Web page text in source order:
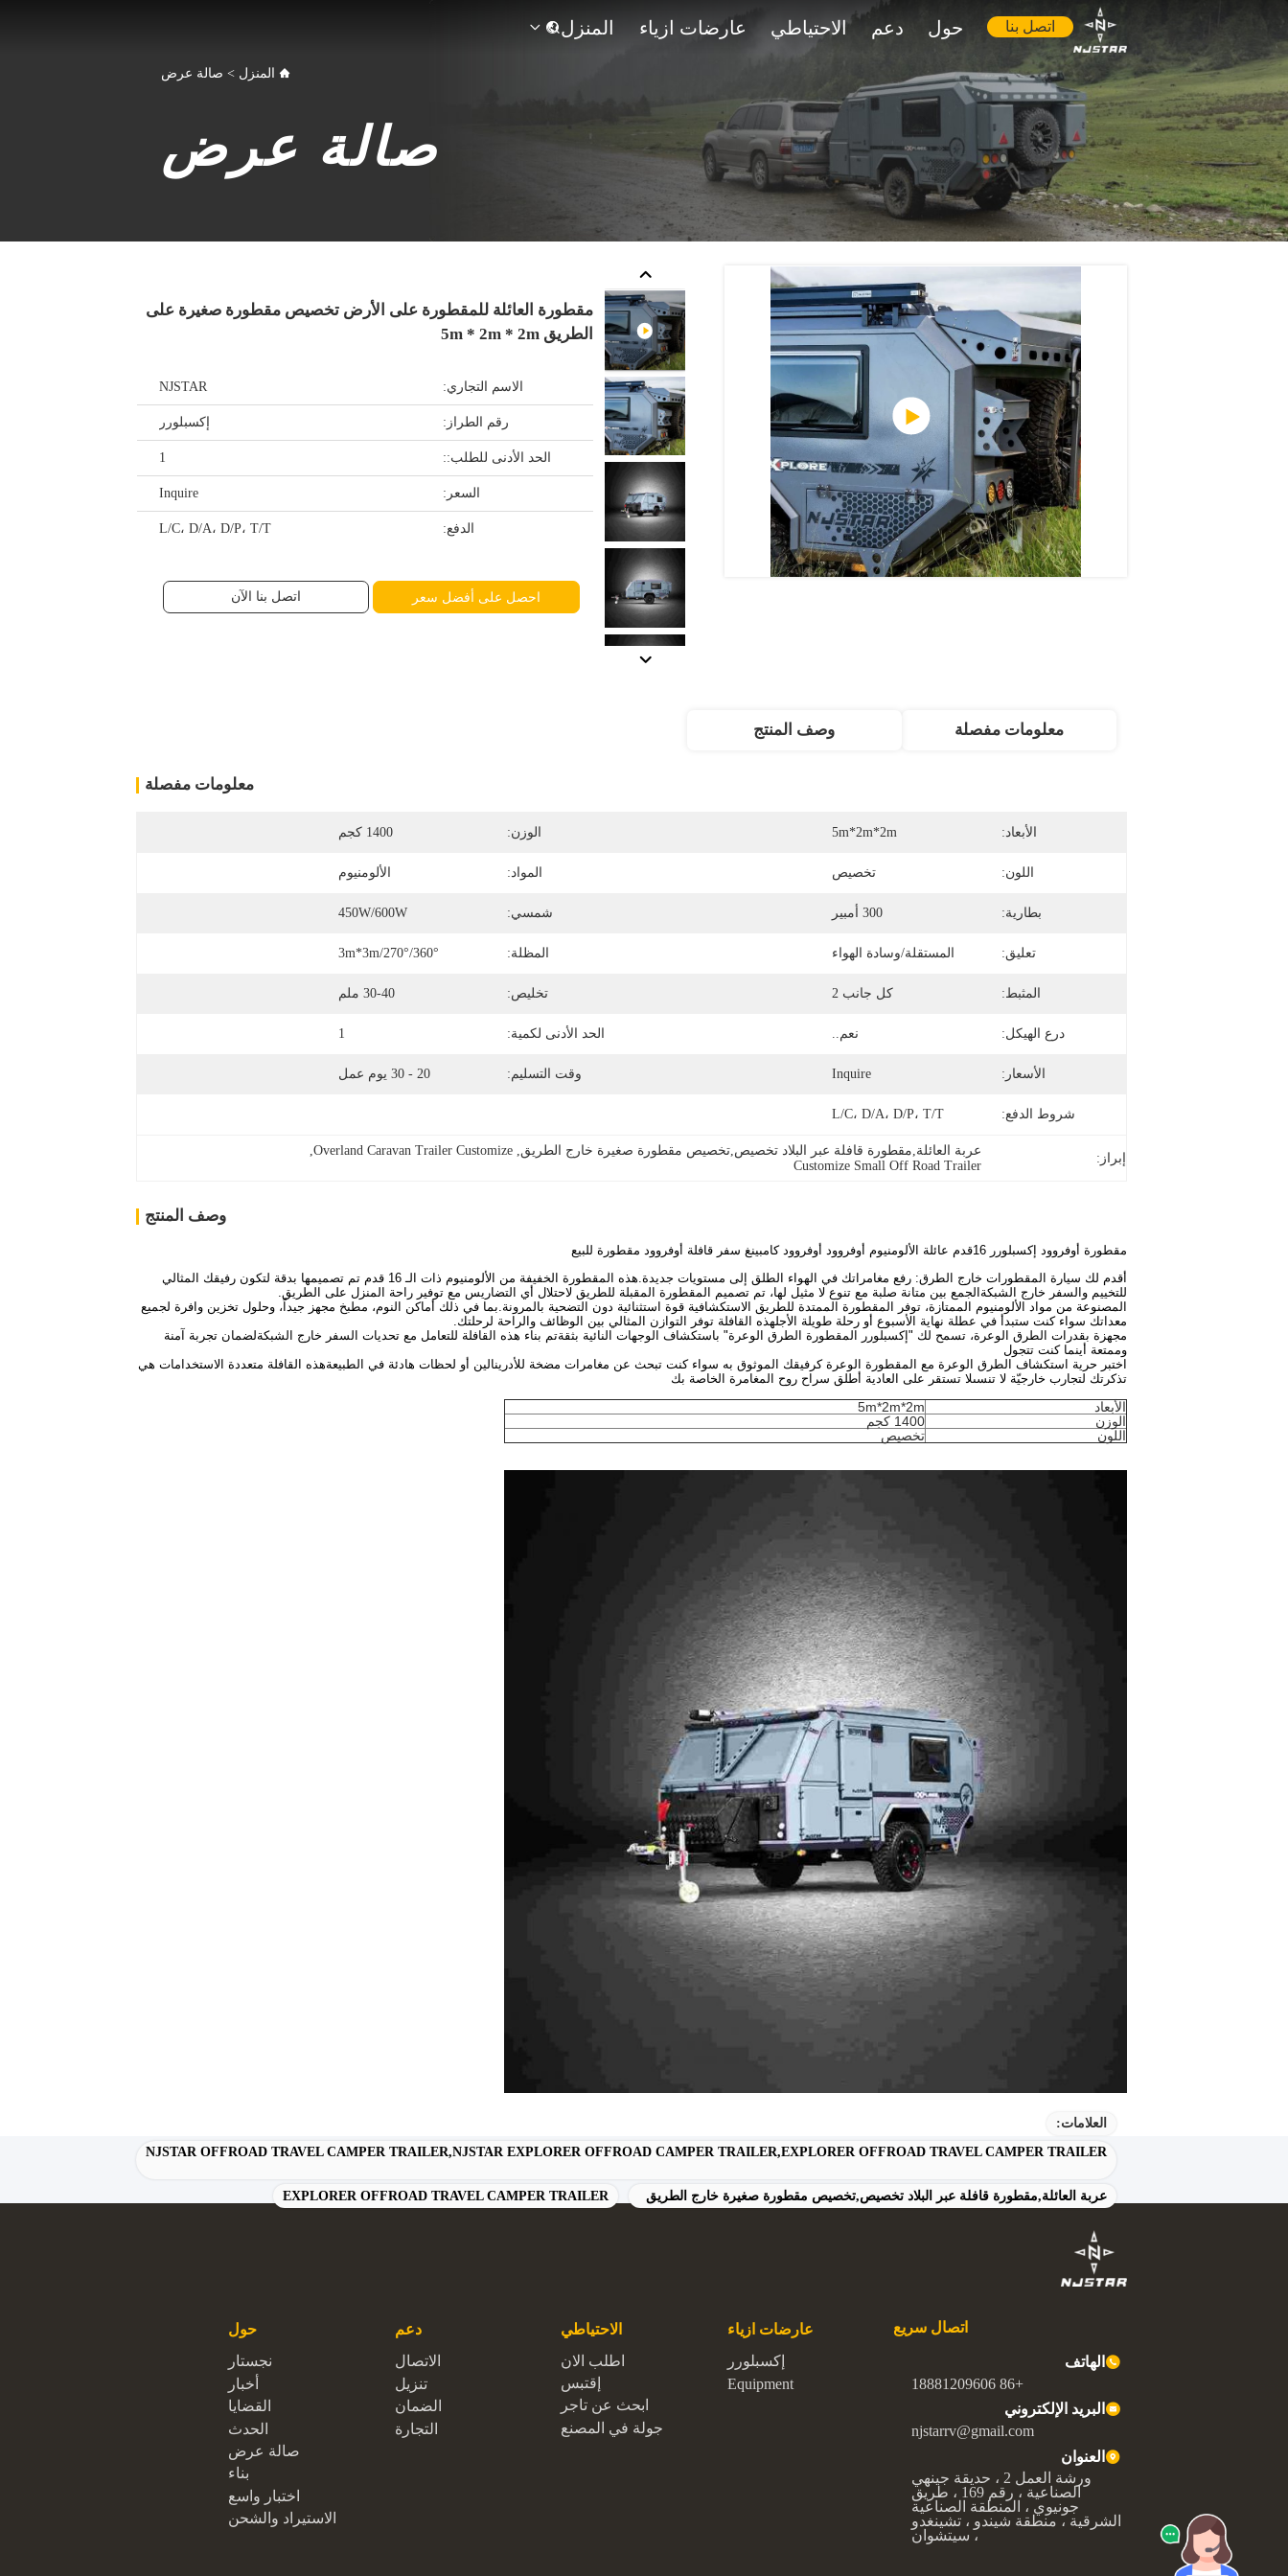
المنزل عارضات ازياء الاحتياطي دعم حول اتصل بنا 
المنزل > صالة عرض
صالة عرض
مقطورة العائلة للمقطورة على الأرض تخصيص مقطورة صغيرة على
الطريق 5m * 2m * 2m
الاسم التجاري: NJSTAR
رقم الطراز: إكسبلورر
الحد الأدنى للطلب:: 1
السعر: Inquire
الدفع: L/C، D/A، D/P، T/T
احصل على أفضل سعر اتصل بنا الآن
معلومات مفصلة وصف المنتج
معلومات مفصلة
الأبعاد: 5m*2m*2m الوزن: 1400 كجم
اللون: تخصيص المواد: الألومنيوم
بطارية: 300 أمبير شمسي: 450W/600W
تعليق: المستقلة/وسادة الهواء المظلة: 3m*3m/270°/360°
المثبط: كل جانب 2 تخليص: 30-40 ملم
درع الهيكل: نعم.. الحد الأدنى لكمية: 1
الأسعار: Inquire وقت التسليم: 20 - 30 يوم عمل
شروط الدفع: L/C، D/A، D/P، T/T
إبراز:
عربة العائلة,مقطورة قافلة عبر البلاد تخصيص,تخصيص مقطورة صغيرة خارج الطريق ,
Overland Caravan Trailer Customize
Customize Small Off Road Trailer
وصف المنتج
مقطورة أوفروود إكسبلورر 16قدم عائلة الألومنيوم أوفروود أوفروود كامبينغ سفر قافلة أوفروود مقطورة للبيع
أقدم لك سيارة المقطورات خارج الطرق: رفع مغامراتك في الهواء الطلق إلى مستويات جديدة.هذه المقطورة الخفيفة من الألومنيوم ذات الـ 16 قدم تم تصميمها بدقة لتكون رفيقك المثالي
للتخييم والسفر خارج الشبكةالجمع بين متانة صلبة مع تنوع لا مثيل لها، تم تصميم المقطورة المقبلة للطريق لاحتلال أي التضاريس مع توفير راحة المنزل على الطريق.
المصنوعة من مواد الألومنيوم الممتازة، توفر المقطورة الممتدة للطريق الاستكشافية قوة استثنائية دون التضحية بالمرونة.بما في ذلك أماكن النوم، مطبخ مجهز جيداً، وحلول تخزين وافرة لجميع
معداتك سواء كنت ستبدأ في عطلة نهاية الأسبوع أو رحلة طويلة الأجلهذه القافلة توفر التوازن المثالي بين الوظائف والراحة لرحلتك.
مجهزة بقدرات الطرق الوعرة، تسمح لك "إكسبلورر المقطورة الطرق الوعرة" باستكشاف الوجهات النائية بثقةتم بناء هذه القافلة للتعامل مع تحديات السفر خارج الشبكةلضمان تجربة آمنة
وممتعة أينما كنت تتجول
اختبر حرية استكشاف الطرق الوعرة مع المقطورة الوعرة كرفيقك الموثوق به سواء كنت تبحث عن مغامرات مضخة للأدرينالين أو لحظات هادئة في الطبيعةهذه القافلة متعددة الاستخدامات هي
تذكرتك لتجارب خارجيّة لا تنسىلا تستقر على العادية أطلق سراح روح المغامرة الخاصة بك
الأبعاد
5m*2m*2m
الوزن
1400 كجم
اللون
تخصيص
العلامات:
NJSTAR OFFROAD TRAVEL CAMPER TRAILER,NJSTAR EXPLORER OFFROAD CAMPER TRAILER,EXPLORER OFFROAD TRAVEL CAMPER TRAILER
عربة العائلة,مقطورة قافلة عبر البلاد تخصيص,تخصيص مقطورة صغيرة خارج الطريق EXPLORER OFFROAD TRAVEL CAMPER TRAILER
اتصال سريع
الهاتف
+86 18881209606
البريد الإلكتروني
njstarrv@gmail.com
العنوان
ورشة العمل 2 ، حديقة جينهي
الصناعية ، رقم 169 ، طريق
جونيوي ، المنطقة الصناعية
الشرقية ، منطقة شيندو ، تشينغدو
، سيتشوان
عارضات ازياء
إكسبلورر
Equipment
الاحتياطي
اطلب الان
إقتبس
ابحث عن تاجر
جولة في المصنع
دعم
الاتصال
تنزيل
الضمان
التجارة
حول
نجستار
أخبار
القضايا
الحدث
صالة عرض
بناء
اختبار واسع
الاستيراد والشحن